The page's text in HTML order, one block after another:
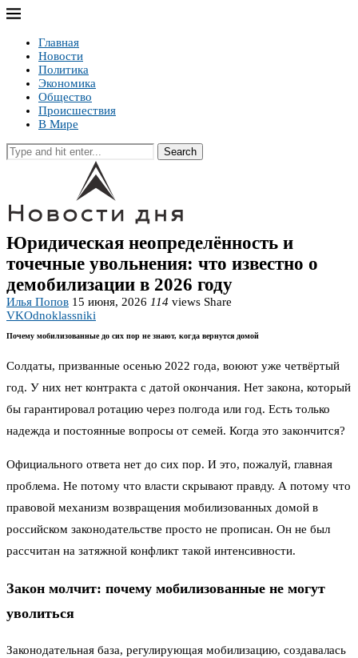
Главная
Новости
Политика
Экономика
Общество
Происшествия
В Мире
Search
Юридическая неопределённость и
точечные увольнения: что известно о
демобилизации в 2026 году
Илья Попов 15 июня, 2026 114 views Share
VKOdnoklassniki
Почему мобилизованные до сих пор не знают, когда вернутся домой
Солдаты, призванные осенью 2022 года, воюют уже четвёртый
год. У них нет контракта с датой окончания. Нет закона, который
бы гарантировал ротацию через полгода или год. Есть только
надежда и постоянные вопросы от семей. Когда это закончится?
Официального ответа нет до сих пор. И это, пожалуй, главная
проблема. Не потому что власти скрывают правду. А потому что
правовой механизм возвращения мобилизованных домой в
российском законодательстве просто не прописан. Он не был
рассчитан на затяжной конфликт такой интенсивности.
Закон молчит: почему мобилизованные не могут
уволиться
Законодательная база, регулирующая мобилизацию, создавалась